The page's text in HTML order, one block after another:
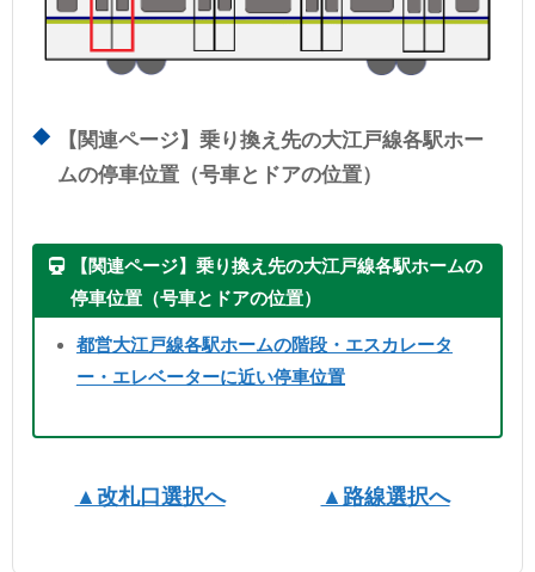
【関連ページ】乗り換え先の大江戸線各駅ホー
ムの停車位置（号車とドアの位置）
【関連ページ】乗り換え先の大江戸線各駅ホームの
停車位置（号車とドアの位置）
都営大江戸線各駅ホームの階段・エスカレータ
ー・エレベーターに近い停車位置
▲改札口選択へ ▲路線選択へ